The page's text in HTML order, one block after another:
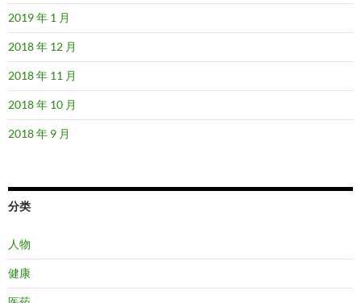
2019 年 1 月
2018 年 12 月
2018 年 11 月
2018 年 10 月
2018 年 9 月
分类
人物
健康